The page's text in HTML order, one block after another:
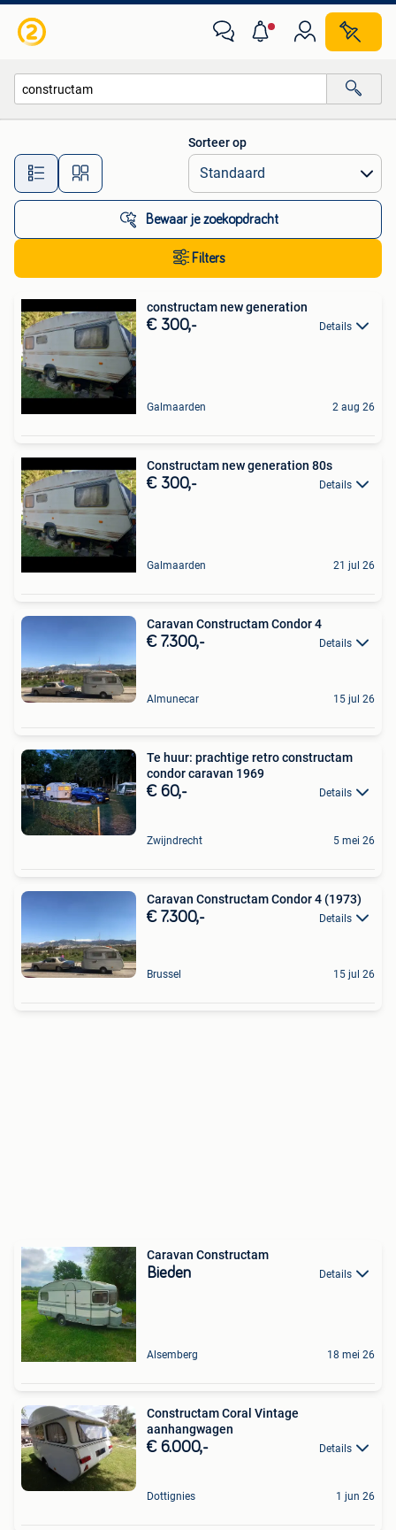
Alle afstanden…
Sorteer op
Bewaar je zoekopdracht
Filters
constructam new generation
€ 300,- Details
Galmaarden 2 aug 26
Constructam new generation 80s
€ 300,- Details
Galmaarden 21 jul 26
Caravan Constructam Condor 4
€ 7.300,- Details
Almunecar 15 jul 26
Te huur: prachtige retro constructam
condor caravan 1969
€ 60,- Details
Zwijndrecht 5 mei 26
Caravan Constructam Condor 4 (1973)
€ 7.300,- Details
Brussel 15 jul 26
Caravan Constructam
Bieden Details
Alsemberg 18 mei 26
Constructam Coral Vintage
aanhangwagen
€ 6.000,- Details
Dottignies 1 jun 26